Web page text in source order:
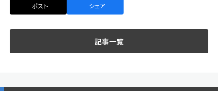
ポスト シェア
記事一覧